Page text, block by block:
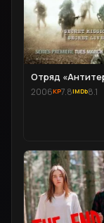
Отряд
2006 7.8 8.1